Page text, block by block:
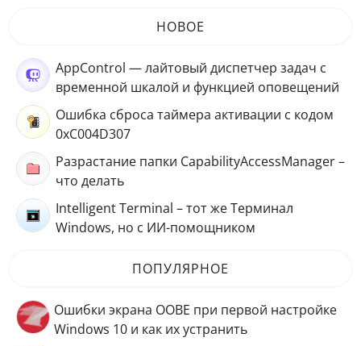
НОВОЕ
AppControl — лайтовый диспетчер задач с
временной шкалой и функцией оповещений
Ошибка сброса таймера активации с кодом
0xC004D307
Разрастание папки CapabilityAccessManager –
что делать
Intelligent Terminal – тот же Терминал
Windows, но с ИИ-помощником
ПОПУЛЯРНОЕ
Ошибки экрана OOBE при первой настройке
Windows 10 и как их устранить